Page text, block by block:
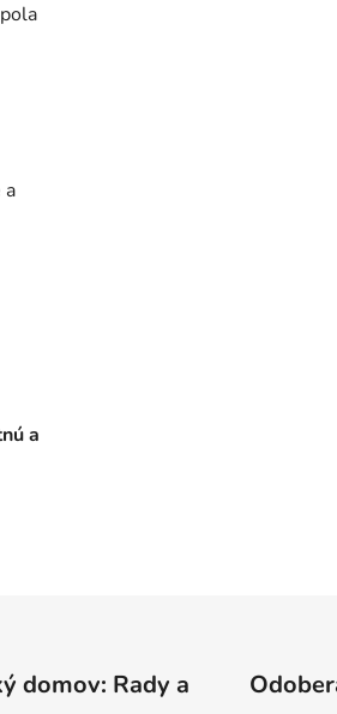
a
a
domov: Rady a